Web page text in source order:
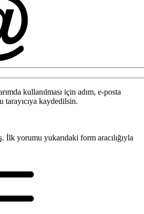
kullanılması için adım, e-posta
tarayıcıya kaydedilsin.
İlk yorumu yukarıdaki form aracılığıyla